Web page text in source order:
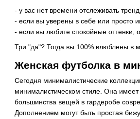
- у вас нет времени отслеживать
- если вы уверены в себе или просто
- если вы любите спокойные
Три "да"? Тогда вы 100% влюблены в
Женская футболка в
Сегодня минималистические
минималистическом стиле. Она
большинства вещей в гардеробе
Дополнением могут быть простая